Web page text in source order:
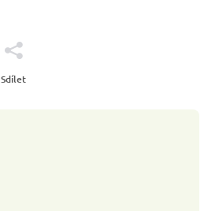
Sdílet